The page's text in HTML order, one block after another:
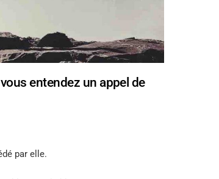
entendez un appel de
par elle.